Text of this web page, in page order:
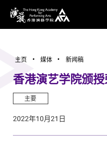
香港演艺学院
主页 媒体 新闻稿
香港演艺学院颁
主要
2022年10月21日